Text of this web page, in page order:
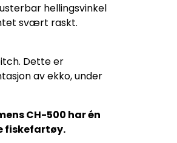
hellingsvinkel
svært raskt.
Dette er
av ekko, under
CH-500 har én
fiskefartøy.